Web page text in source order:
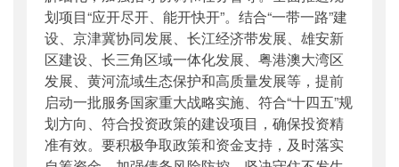
划项目“应开尽开、能开快开”。结合“一带一路”建
设、京津冀协同发展、长江经济带发展、雄安新
区建设、长三角区域一体化发展、粤港澳大湾区
发展、黄河流域生态保护和高质量发展等，提前
启动一批服务国家重大战略实施、符合“十四五”规
划方向、符合投资政策的建设项目，确保投资精
准有效。要积极争取政策和资金支持，及时落实